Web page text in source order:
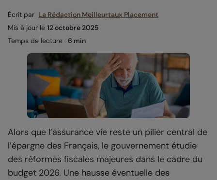
Écrit par La Rédaction Meilleurtaux Placement
Mis à jour le 12 octobre 2025
Temps de lecture : 6 min
Alors que l’assurance vie reste un pilier central de
l’épargne des Français, le gouvernement étudie
des réformes fiscales majeures dans le cadre du
budget 2026. Une hausse éventuelle des